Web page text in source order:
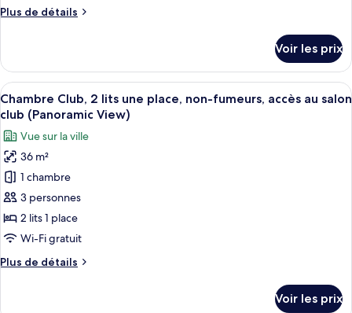
(Panoramic
Club,
grand
lit,
non-
fumeurs,
accès
au
salon
club
(Panoramic
View)
Plus de détails
Plus
le
type
de
chambre
Chambre
Club,
très
grand
lit,
fumeurs,
accès
salon
Voir les prix
Afficher
toutes
les
photos
pour
ce
type
de
chambre :
Club,
Une chambre d’hôtel avec un grand
8
Chambre Club, 2 lits une place, non-fumeurs, accès au salon
club (Panoramic View)
Vue sur la ville
36 m²
1 chambre
3 personnes
2 lits 1 place
Wi-Fi gratuit
Plus de détails
Plus
Voir les prix